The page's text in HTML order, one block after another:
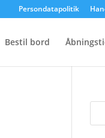
Persondatapolitik
Bestil bord